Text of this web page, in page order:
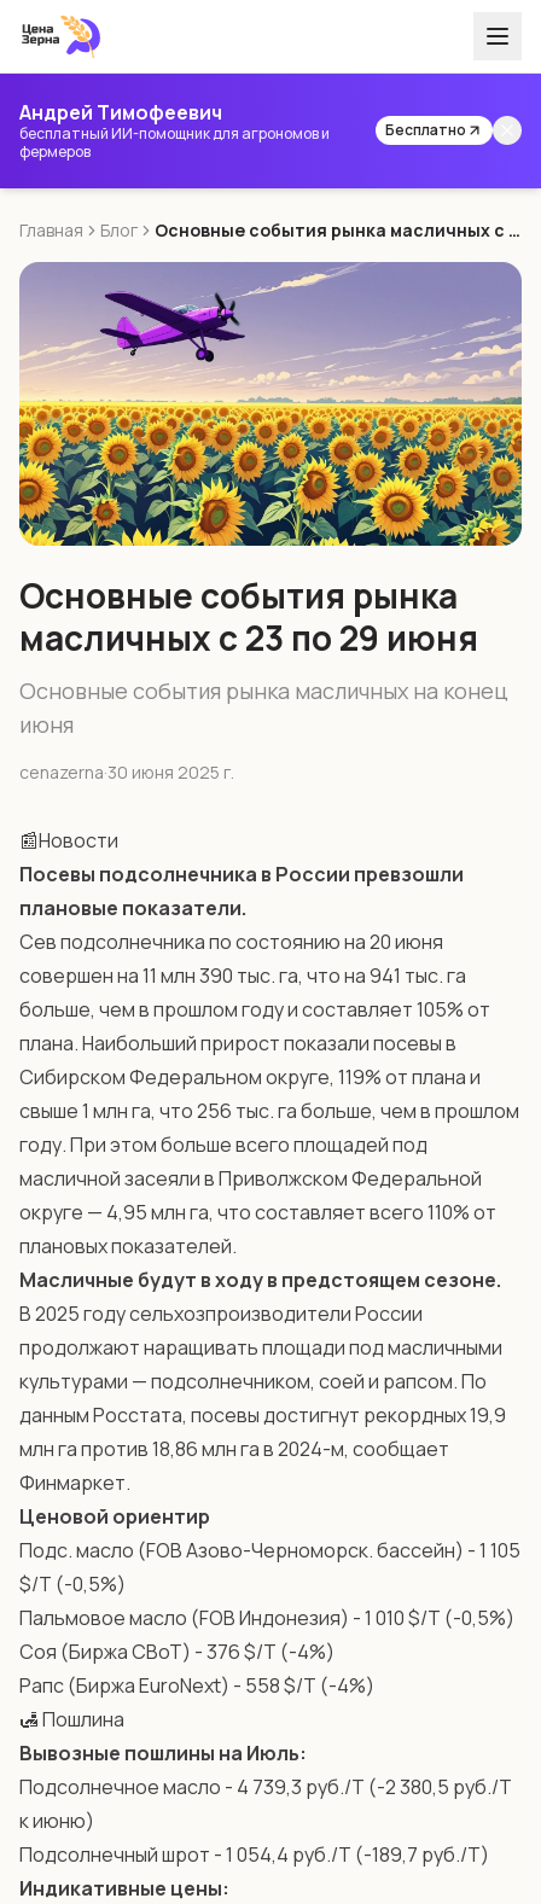
Андрей Тимофеевич
бесплатный ИИ-помощник для агрономов и
фермеров
Бесплатно
Главная Блог Основные события рынка масличных с 23 по 29 июня
Основные события рынка
масличных с 23 по 29 июня
Основные события рынка масличных на конец
июня
cenazerna·30 июня 2025 г.
📰Новости
Посевы подсолнечника в России превзошли
плановые показатели.
Сев подсолнечника по состоянию на 20 июня
совершен на 11 млн 390 тыс. га, что на 941 тыс. га
больше, чем в прошлом году и составляет 105% от
плана. Наибольший прирост показали посевы в
Сибирском Федеральном округе, 119% от плана и
свыше 1 млн га, что 256 тыс. га больше, чем в прошлом
году. При этом больше всего площадей под
масличной засеяли в Приволжском Федеральной
округе — 4,95 млн га, что составляет всего 110% от
плановых показателей.
Масличные будут в ходу в предстоящем сезоне.
В 2025 году сельхозпроизводители России
продолжают наращивать площади под масличными
культурами — подсолнечником, соей и рапсом. По
данным Росстата, посевы достигнут рекордных 19,9
млн га против 18,86 млн га в 2024-м, сообщает
Финмаркет.
Ценовой ориентир
Подс. масло (FOB Азово-Черноморск. бассейн) - 1 105
$/Т (-0,5%)
Пальмовое масло (FOB Индонезия) - 1 010 $/Т (-0,5%)
Соя (Биржа CBoT) - 376 $/Т (-4%)
Рапс (Биржа EuroNext) - 558 $/Т (-4%)
🛃 Пошлина
Вывозные пошлины на Июль:
Подсолнечное масло - 4 739,3 руб./Т (-2 380,5 руб./Т
к июню)
Подсолнечный шрот - 1 054,4 руб./Т (-189,7 руб./Т)
Индикативные цены: